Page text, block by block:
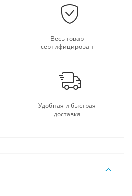
Весь товар
сертифицирован
Удобная и быстрая
доставка